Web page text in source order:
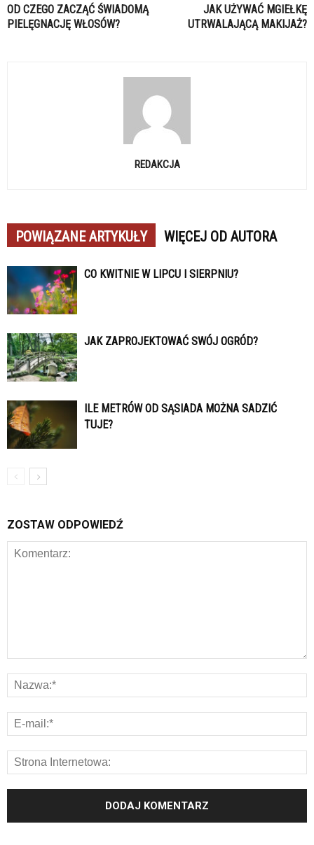
OD CZEGO ZACZĄĆ ŚWIADOMĄ
PIELĘGNACJĘ WŁOSÓW?
JAK UŻYWAĆ MGIEŁKĘ
UTRWALAJĄCĄ MAKIJAŻ?
REDAKCJA
POWIĄZANE ARTYKUŁY WIĘCEJ OD AUTORA
CO KWITNIE W LIPCU I SIERPNIU?
JAK ZAPROJEKTOWAĆ SWÓJ OGRÓD?
ILE METRÓW OD SĄSIADA MOŻNA SADZIĆ
TUJE?
ZOSTAW ODPOWIEDŹ